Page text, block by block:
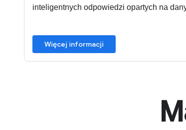
inteligentnych odpowiedzi opartych na
Więcej informacji